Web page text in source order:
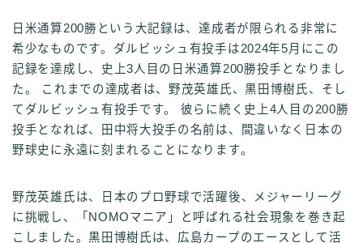
日米通算200勝という大記録は、達成者が限られる非常に
希少なものです。ダルビッシュ有投手は2024年5月にこの
記録を達成し、史上3人目の日米通算200勝投手となりまし
た。 これまでの達成者は、野茂英雄氏、黒田博樹氏、そし
てダルビッシュ有投手です。 彼らに続く史上4人目の200勝
投手となれば、田中将大投手の名前は、間違いなく日本の
野球史に永遠に刻まれることになります。
野茂英雄氏は、日本のプロ野球で活躍後、メジャーリーグ
に挑戦し、「NOMOマニア」と呼ばれる社会現象を巻き起
こしました。黒田博樹氏は、広島カープのエースとして活